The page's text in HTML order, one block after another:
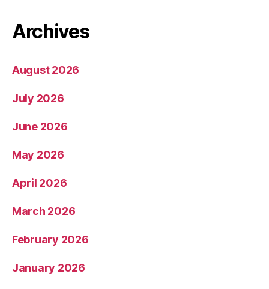
Archives
August 2026
July 2026
June 2026
May 2026
April 2026
March 2026
February 2026
January 2026